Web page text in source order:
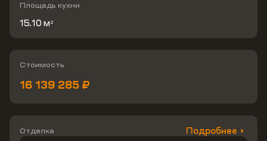
Площадь кухни
15.10 м 2
Стоимость
16 139 285 ₽
Отделка Подробнее